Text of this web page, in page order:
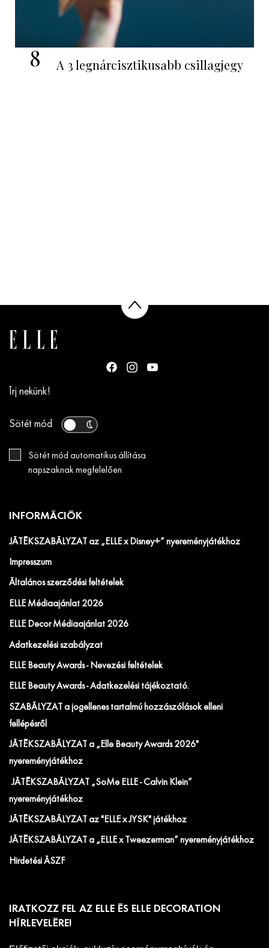
8 A 3 legnárcisztikusabb csillagjegy
Írj nekünk!
Sötét mód
Sötét mód automatikus állítása
napszaknak megfelelően
INFORMÁCIÓK
JÁTÉKSZABÁLYZAT az „ELLE x Disney+” nyereményjátékhoz
Impresszum
Általános szerződési feltételek
ELLE Médiaajánlat 2026
ELLE Decor Médiaajánlat 2026
Adatkezelési szabályzat
ELLE Beauty Awards - Nevezési feltételek
ELLE Beauty Awards - Adatkezelési tájékoztató.
SZABÁLYZAT a jogellenes tartalmú hozzászólások elleni
fellépésről
JÁTÉKSZABÁLYZAT a „Elle Beauty Awards 2026"
nyereményjátékhoz
JÁTÉKSZABÁLYZAT „SoMe ELLE - Calvin Klein”
nyereményjátékhoz
JÁTÉKSZABÁLYZAT az "ELLE x JYSK" játékhoz
JÁTÉKSZABÁLYZAT a „ELLE x Tweezerman” nyereményjátékhoz
Hirdetési ÁSZF
IRATKOZZ FEL AZ ELLE ÉS ELLE DECORATION
HÍRLEVELÉRE!